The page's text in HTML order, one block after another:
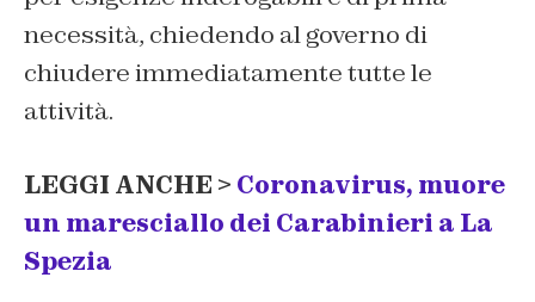
necessità, chiedendo al governo di
chiudere immediatamente tutte le
attività.
LEGGI ANCHE > Coronavirus, muore
un maresciallo dei Carabinieri a La
Spezia